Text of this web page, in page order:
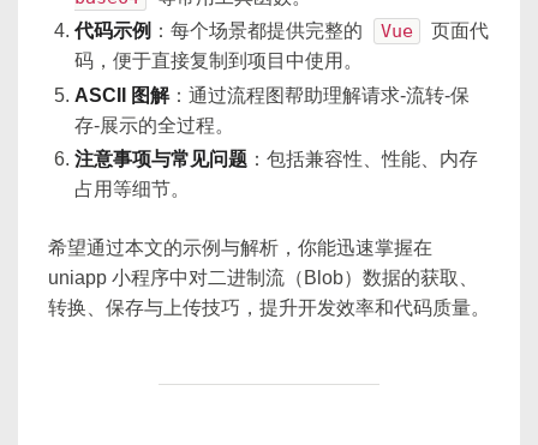
代码示例 ：每个场景都提供完整的 Vue
页面代
码，便于直接复制到项目中使用。
ASCII 图解：通过流程图帮助理解请求-流转-保
存-展示的全过程。
注意事项与常见问题 ：包括兼容性、性能、内存
占用等细节。
希望通过本文的示例与解析，你能迅速掌握在
uniapp 小程序中对二进制流（Blob）数据的获取、
转换、保存与上传技巧，提升开发效率和代码质量。